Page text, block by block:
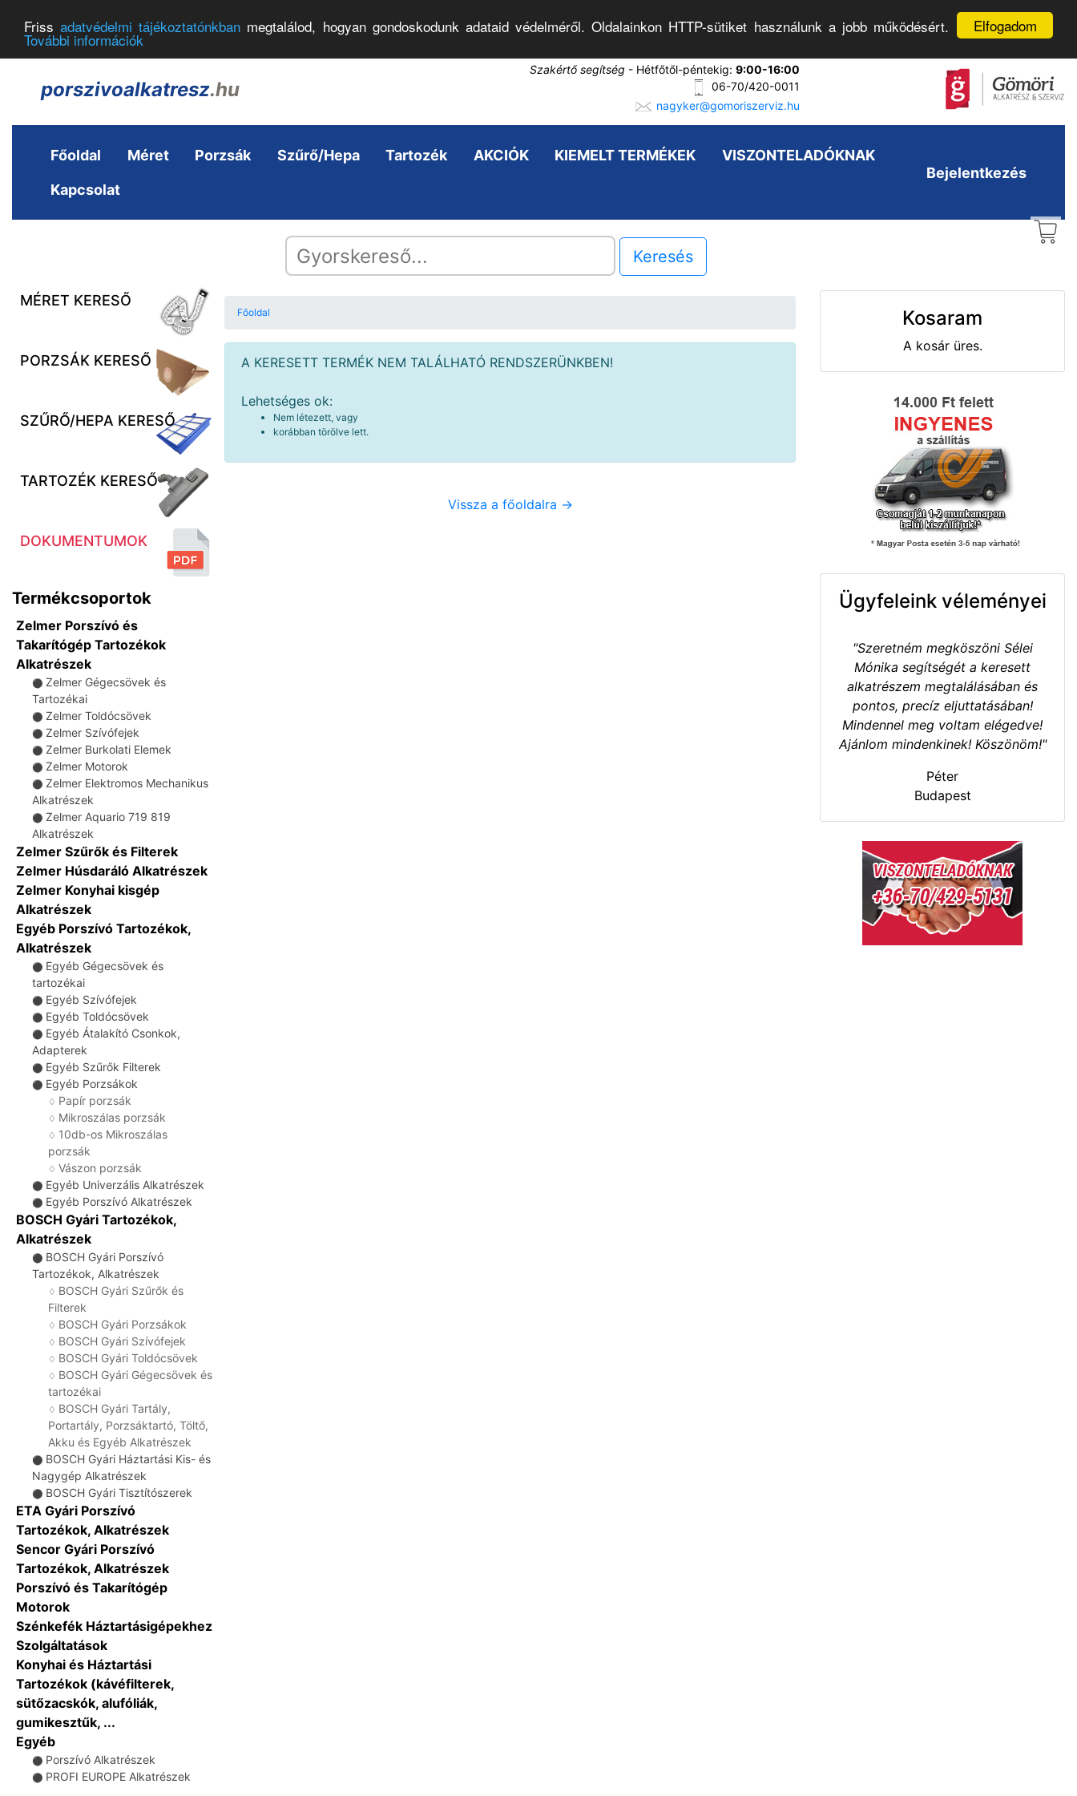
Elfogadom
Frissadatvédelmi tájékoztatónkban megtalálod, hogyan gondoskodunk adataid védelméről. Oldalainkon HTTP-sütiket használunk a jobb működésért.
További információk
porszivoalkatresz.hu
Szakértő segítség - Hétfőtől-péntekig: 9:00-16:00
06-70/420-0011
nagyker@gomoriszerviz.hu
Főoldal Méret Porzsák Szűrő/Hepa Tartozék AKCIÓK KIEMELT TERMÉKEK VISZONTELADÓKNAK
Kapcsolat
Bejelentkezés
Keresés
MÉRET KERESŐ
PORZSÁK KERESŐ
SZŰRŐ/HEPA KERESŐ
TARTOZÉK KERESŐ
DOKUMENTUMOK
Termékcsoportok
Zelmer Porszívó és
Takarítógép Tartozékok
Alkatrészek
⚫ Zelmer Gégecsövek és
Tartozékai
⚫ Zelmer Toldócsövek
⚫ Zelmer Szívófejek
⚫ Zelmer Burkolati Elemek
⚫ Zelmer Motorok
⚫ Zelmer Elektromos Mechanikus
Alkatrészek
⚫ Zelmer Aquario 719 819
Alkatrészek
Zelmer Szűrők és Filterek
Zelmer Húsdaráló Alkatrészek
Zelmer Konyhai kisgép
Alkatrészek
Egyéb Porszívó Tartozékok,
Alkatrészek
⚫ Egyéb Gégecsövek és
tartozékai
⚫ Egyéb Szívófejek
⚫ Egyéb Toldócsövek
⚫ Egyéb Átalakító Csonkok,
Adapterek
⚫ Egyéb Szűrők Filterek
⚫ Egyéb Porzsákok
♢ Papír porzsák
♢ Mikroszálas porzsák
♢ 10db-os Mikroszálas
porzsák
♢ Vászon porzsák
⚫ Egyéb Univerzális Alkatrészek
⚫ Egyéb Porszívó Alkatrészek
BOSCH Gyári Tartozékok,
Alkatrészek
⚫ BOSCH Gyári Porszívó
Tartozékok, Alkatrészek
♢ BOSCH Gyári Szűrők és
Filterek
♢ BOSCH Gyári Porzsákok
♢ BOSCH Gyári Szívófejek
♢ BOSCH Gyári Toldócsövek
♢ BOSCH Gyári Gégecsövek és
tartozékai
♢ BOSCH Gyári Tartály,
Portartály, Porzsáktartó, Töltő,
Akku és Egyéb Alkatrészek
⚫ BOSCH Gyári Háztartási Kis- és
Nagygép Alkatrészek
⚫ BOSCH Gyári Tisztítószerek
ETA Gyári Porszívó
Tartozékok, Alkatrészek
Sencor Gyári Porszívó
Tartozékok, Alkatrészek
Porszívó és Takarítógép
Motorok
Szénkefék Háztartásigépekhez
Szolgáltatások
Konyhai és Háztartási
Tartozékok (kávéfilterek,
sütőzacskók, alufóliák,
gumikesztűk, ...
Egyéb
⚫ Porszívó Alkatrészek
⚫ PROFI EUROPE Alkatrészek
Főoldal
A KERESETT TERMÉK NEM TALÁLHATÓ RENDSZERÜNKBEN!
Lehetséges ok:
Nem létezett, vagy
korábban törölve lett.
Vissza a főoldalra ->
Kosaram
A kosár üres.
Ügyfeleink véleményei
"Szeretném megköszöni Sélei
Mónika segítségét a keresett
alkatrészem megtalálásában és
pontos, precíz eljuttatásában!
Mindennel meg voltam elégedve!
Ajánlom mindenkinek! Köszönöm!"
Péter
Budapest